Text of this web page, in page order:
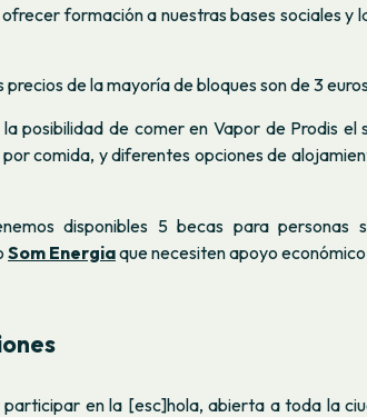
formación a nuestras bases sociales y
precios de la mayoría de bloques son de 3
posibilidad de comer en Vapor de Prodis el
por comida, y diferentes opciones de
disponibles 5 becas para personas
Som Energiaque necesiten apoyo
en la [esc]hola, abierta a toda la